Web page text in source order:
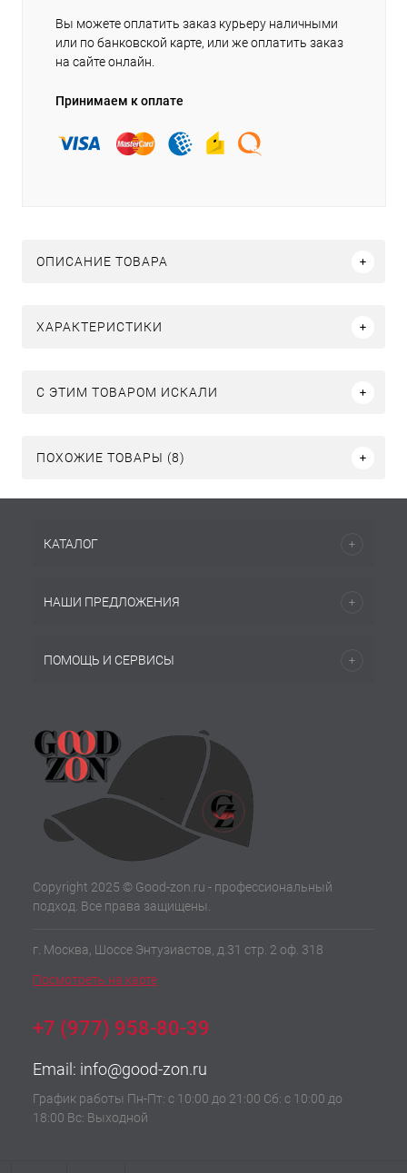
Вы можете оплатить заказ курьеру наличными
или по банковской карте, или же оплатить заказ
на сайте онлайн.
Принимаем к оплате
ОПИСАНИЕ ТОВАРА
ХАРАКТЕРИСТИКИ
C ЭТИМ ТОВАРОМ ИСКАЛИ
ПОХОЖИЕ ТОВАРЫ (8)
КАТАЛОГ
НАШИ ПРЕДЛОЖЕНИЯ
ПОМОЩЬ И СЕРВИСЫ
Copyright 2025 © Good-zon.ru - профессиональный
подход. Все права защищены.
г. Москва, Шоссе Энтузиастов, д.31 стр. 2 оф. 318
Посмотреть на карте
+7 (977) 958-80-39
Email: info@good-zon.ru
График работы Пн-Пт: с 10:00 до 21:00 Сб: с 10:00 до
18:00 Вс: Выходной